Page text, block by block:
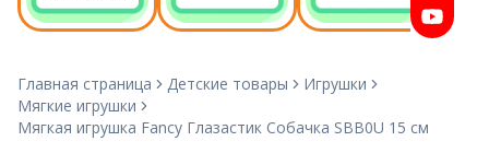
Главная страница Детские товары
Игрушки
Мягкие игрушки
Мягкая игрушка Fancy Глазастик Собачка SBB0U 15 см